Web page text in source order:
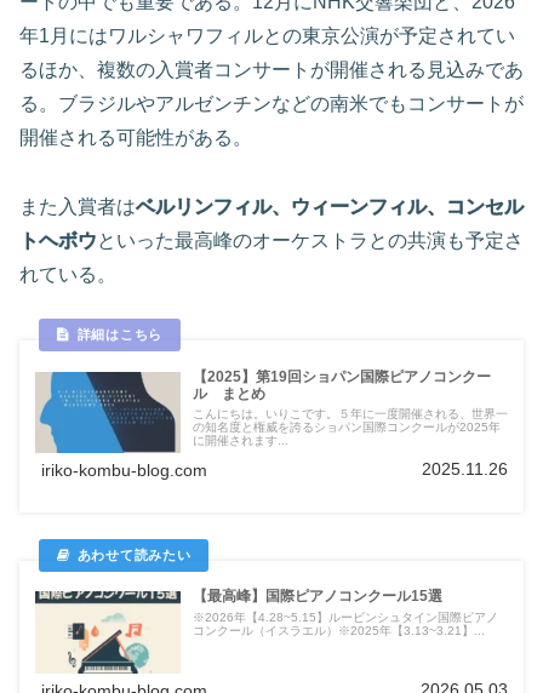
年1月にはワルシャワフィルとの東京公演が予定されてい
るほか、複数の入賞者コンサートが開催される見込みであ
る。ブラジルやアルゼンチンなどの南米でもコンサートが
開催される可能性がある。
また入賞者はベルリンフィル、ウィーンフィル、コンセル
トヘボウといった最高峰のオーケストラとの共演も予定さ
れている。
【2025】第19回ショパン国際ピアノコンクー
ル まとめ
こんにちは。いりこです。５年に一度開催される、世界一
の知名度と権威を誇るショパン国際コンクールが2025年
に開催されます...
iriko-kombu-blog.com 2025.11.26
【最高峰】国際ピアノコンクール15選
※2026年【4.28~5.15】ルービンシュタイン国際ピアノ
コンクール（イスラエル）※2025年【3.13~3.21】...